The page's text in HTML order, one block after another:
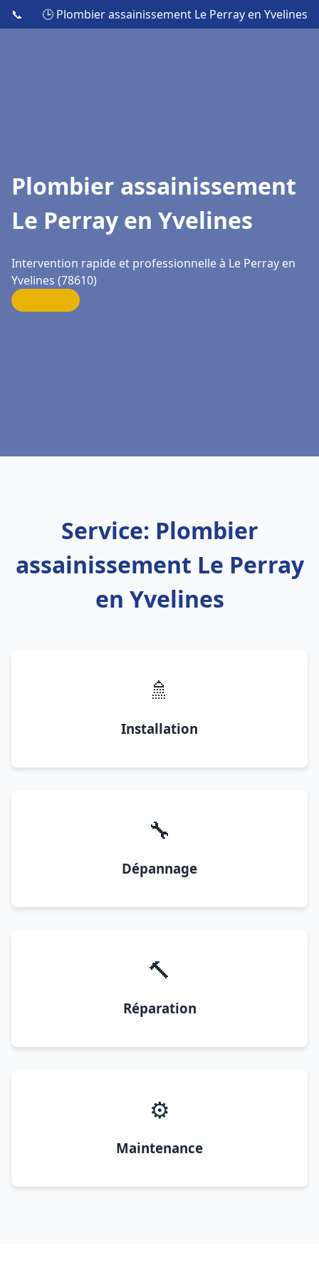
📞 🕒 Plombier assainissement Le Perray en Yvelines
Plombier assainissement
Le Perray en Yvelines
Intervention rapide et professionnelle à Le Perray en
Yvelines (78610)
Service: Plombier
assainissement Le Perray
en Yvelines
🚿
Installation
🔧
Dépannage
🔨
Réparation
⚙️
Maintenance